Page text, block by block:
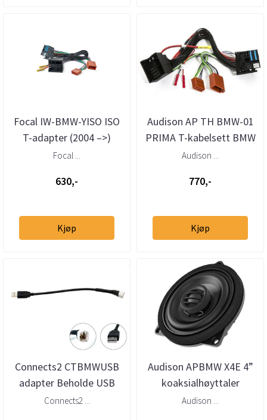
Focal IW-BMW-YISO ISO
T-adapter (2004 –>)
Focal ...
630,-
Kjøp
Audison AP TH BMW-01
PRIMA T-kabelsett BMW
Mini (2001–>)
Audison ...
770,-
Kjøp
Connects2 CTBMWUSB
adapter Beholde USB
BMW, Mini (2009–>)
Connects2 ...
Audison APBMW X4E 4”
koaksialhøyttaler
BMW/Mini
Audison ...